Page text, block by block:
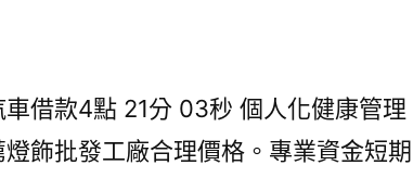
借款4點 21分 03秒 個人化健康管理
飾批發工廠合理價格。專業資金短期